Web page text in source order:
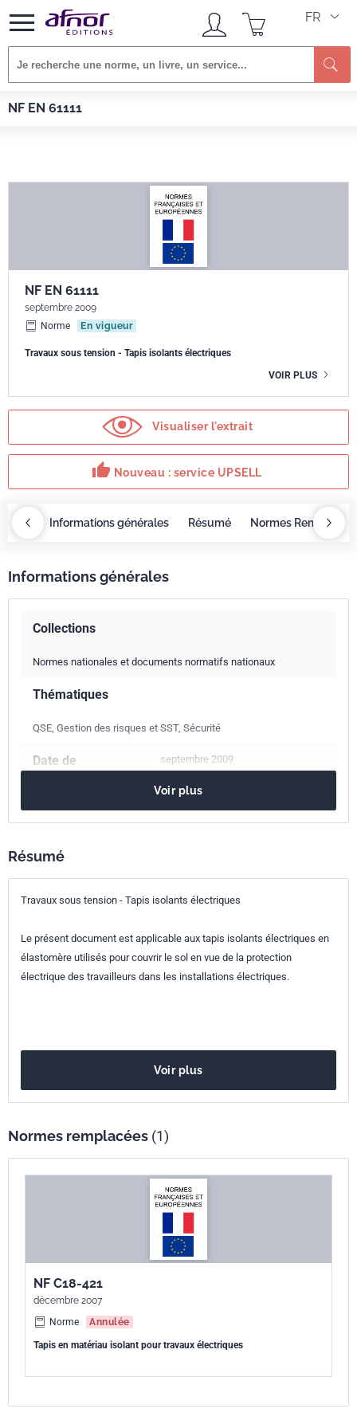
FR
NF EN 61111
Afnor EDITIONS
NF EN 61111
septembre 2009
Norme
En vigueur
Travaux sous tension - Tapis isolants électriques
VOIR PLUS
Visualiser l'extrait
thumb_up Nouveau : service UPSELL
Informations générales Résumé Normes
Informations générales
Collections
Normes nationales et documents normatifs nationaux
Thématiques
QSE, Gestion des risques et SST, Sécurité
Date de
septembre 2009
Nombre de pages 39 p.
Référence
29.260.99Autres Installations électriques pour conditions
Parenté
IEC 61111:2009 ED2
européenne
Voir plus
Résumé
Travaux sous tension - Tapis isolants électriques
Le présent document est applicable aux tapis isolants électriques en
élastomère utilisés pour couvrir le sol en vue de la protection
électrique des travailleurs dans les installations électriques.
Voir plus
Normes remplacées (1)
NF C18-421
décembre 2007
Norme
Annulée
Tapis en matériau isolant pour travaux électriques